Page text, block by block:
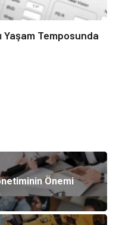
Yaşam Temposunda
Önemi